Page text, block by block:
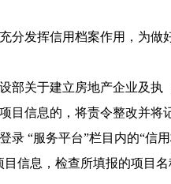
分发挥信用档案作用，为做
部关于建立房地产企业及
目信息的，将责令整改并将
“服务平台”栏目内的“信用
目信息，检查所填报的项目